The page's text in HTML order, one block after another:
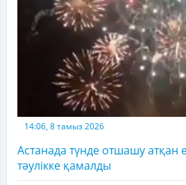
14:06, 8 тамыз 2026
Астанада түнде отшашу атқан
тәулікке қамалды